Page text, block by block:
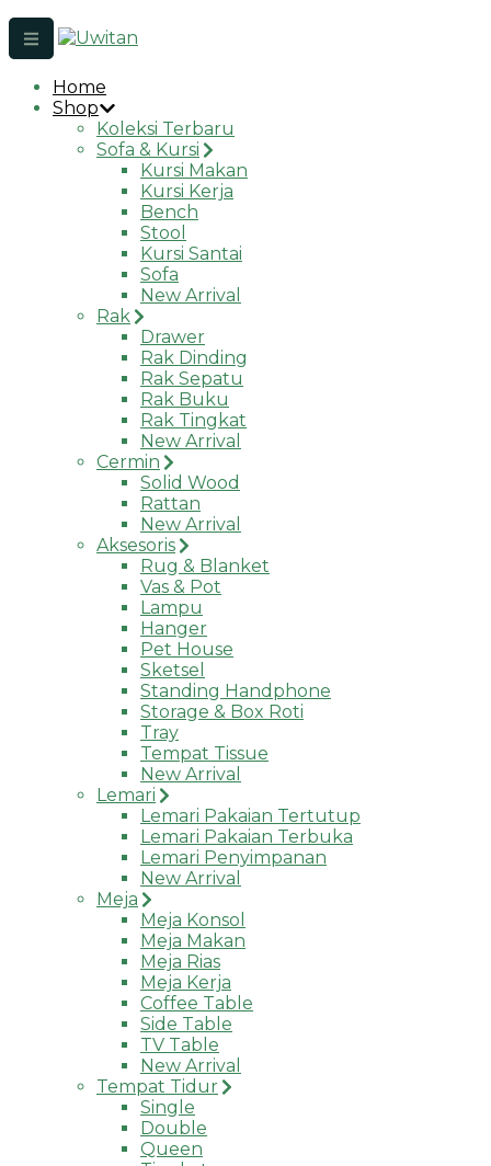
Home
Shop
Koleksi Terbaru
Sofa & Kursi
Kursi Makan
Kursi Kerja
Bench
Stool
Kursi Santai
Sofa
New Arrival
Rak
Drawer
Rak Dinding
Rak Sepatu
Rak Buku
Rak Tingkat
New Arrival
Cermin
Solid Wood
Rattan
New Arrival
Aksesoris
Rug & Blanket
Vas & Pot
Lampu
Hanger
Pet House
Sketsel
Standing Handphone
Storage & Box Roti
Tray
Tempat Tissue
New Arrival
Lemari
Lemari Pakaian Tertutup
Lemari Pakaian Terbuka
Lemari Penyimpanan
New Arrival
Meja
Meja Konsol
Meja Makan
Meja Rias
Meja Kerja
Coffee Table
Side Table
TV Table
New Arrival
Tempat Tidur
Single
Double
Queen